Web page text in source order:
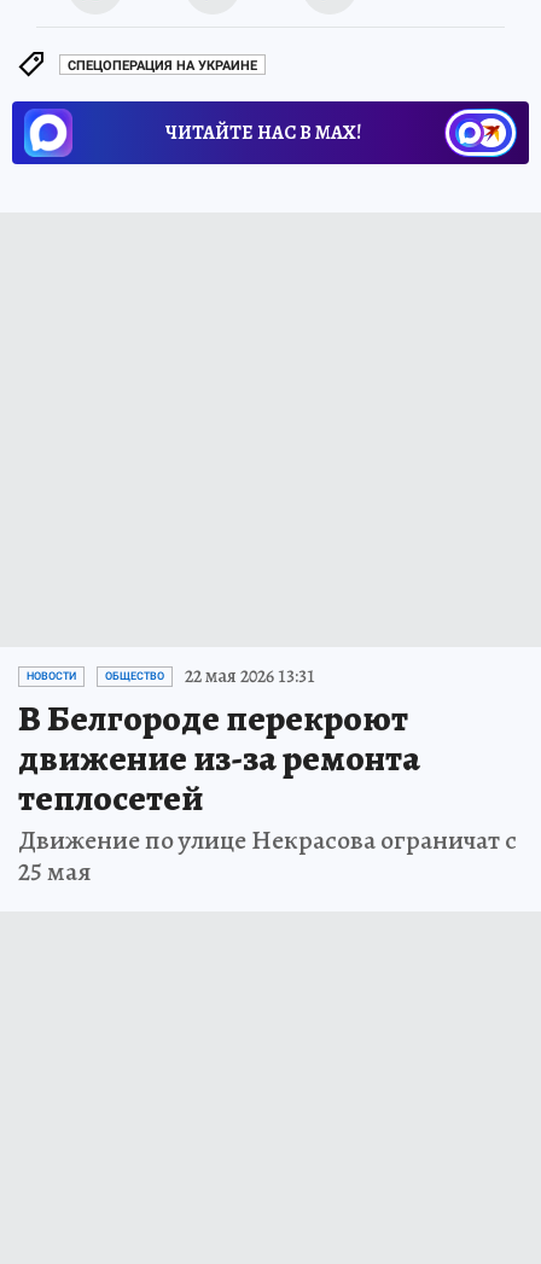
СПЕЦОПЕРАЦИЯ НА УКРАИНЕ
ЧИТАЙТЕ НАС В МАХ!
НОВОСТИ ОБЩЕСТВО 22 мая 2026 13:31
В Белгороде перекроют
движение из-за ремонта
теплосетей
Движение по улице Некрасова ограничат с
25 мая